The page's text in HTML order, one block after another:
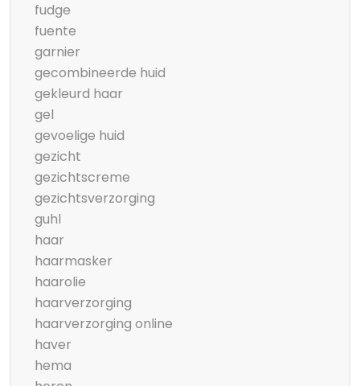
fudge
fuente
garnier
gecombineerde huid
gekleurd haar
gel
gevoelige huid
gezicht
gezichtscreme
gezichtsverzorging
guhl
haar
haarmasker
haarolie
haarverzorging
haarverzorging online
haver
hema